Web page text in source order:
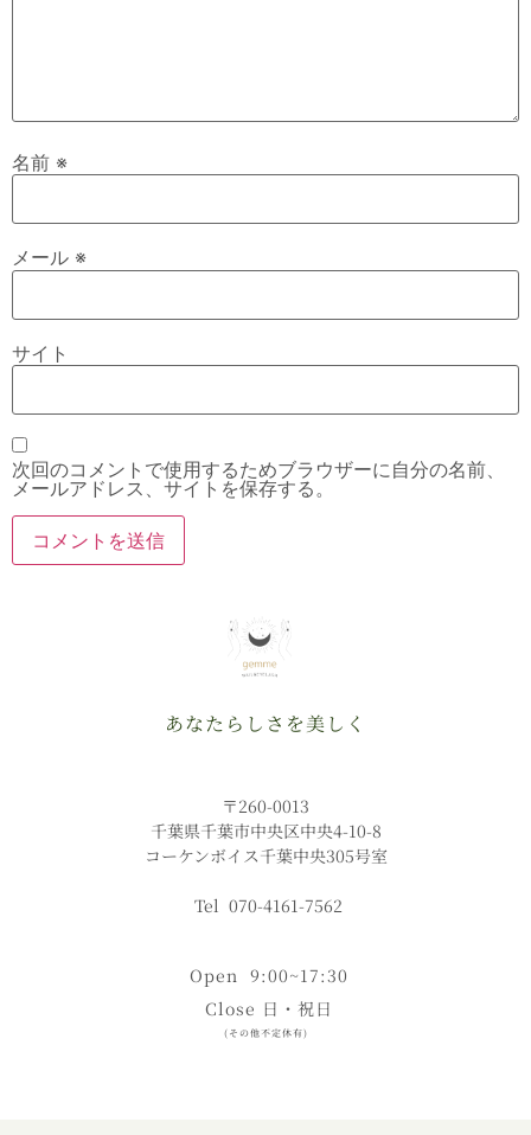
名前 ※
メール ※
サイト
次回のコメントで使用するためブラウザーに自分の名前、
メールアドレス、サイトを保存する。
あなたらしさを美しく
〒260-0013
千葉県千葉市中央区中央4-10-8
コーケンボイス千葉中央305号室
Tel 070-4161-7562
Open 9:00~17:30
Close 日・祝日
(その他不定休有)